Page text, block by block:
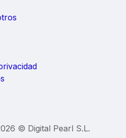
© Digital Pearl S.L.